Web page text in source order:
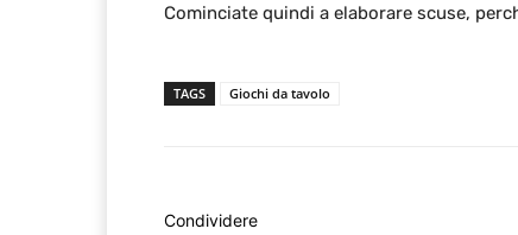
Cominciate quindi a elaborare scuse,
TAGS Giochi da tavolo
Condividere